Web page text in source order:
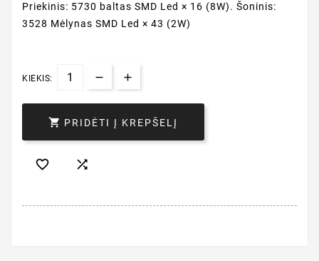
Priekinis: 5730 baltas SMD Led × 16 (8W). Šoninis:
3528 Mėlynas SMD Led × 43 (2W)
KIEKIS:
 PRIDĖTI Į KREPŠELĮ
 